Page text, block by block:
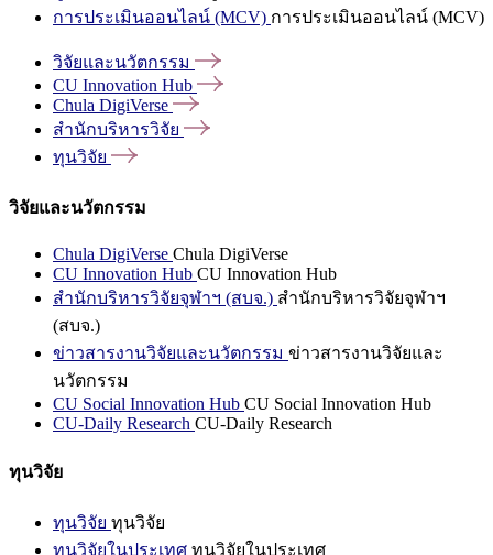
การประเมินออนไลน์ (MCV) การประเมินออนไลน์ (MCV)
วิจัยและนวัตกรรม
CU Innovation Hub
Chula DigiVerse
สำนักบริหารวิจัย
ทุนวิจัย
วิจัยและนวัตกรรม
Chula DigiVerse Chula DigiVerse
CU Innovation Hub CU Innovation Hub
สำนักบริหารวิจัยจุฬาฯ (สบจ.) สำนักบริหารวิจัยจุฬาฯ
(สบจ.)
ข่าวสารงานวิจัยและนวัตกรรม ข่าวสารงานวิจัยและ
นวัตกรรม
CU Social Innovation Hub CU Social Innovation Hub
CU-Daily Research CU-Daily Research
ทุนวิจัย
ทุนวิจัย ทุนวิจัย
ทุนวิจัยในประเทศ ทุนวิจัยในประเทศ